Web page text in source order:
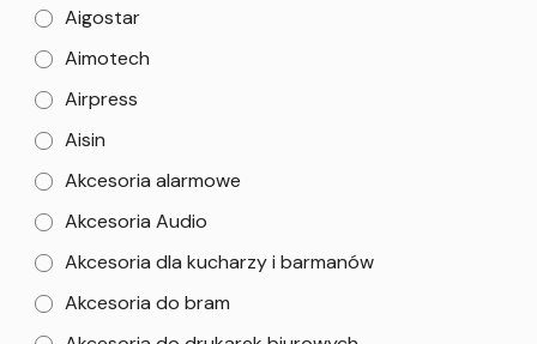
Aigostar
Aimotech
Airpress
Aisin
Akcesoria alarmowe
Akcesoria Audio
Akcesoria dla kucharzy i barmanów
Akcesoria do bram